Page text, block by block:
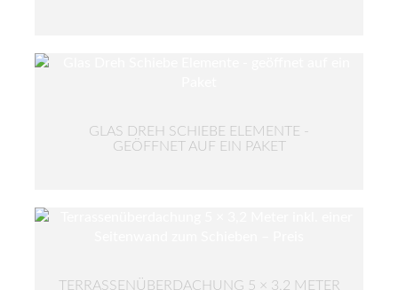
GLAS DREH SCHIEBE ELEMENTE -
GEÖFFNET AUF EIN PAKET
TERRASSENÜBERDACHUNG 5 × 3,2 METER